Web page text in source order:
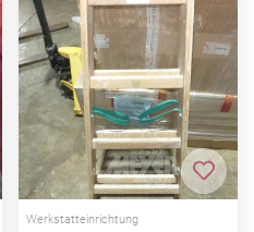
hinzufügen Zur
Werkstatteinrichtung